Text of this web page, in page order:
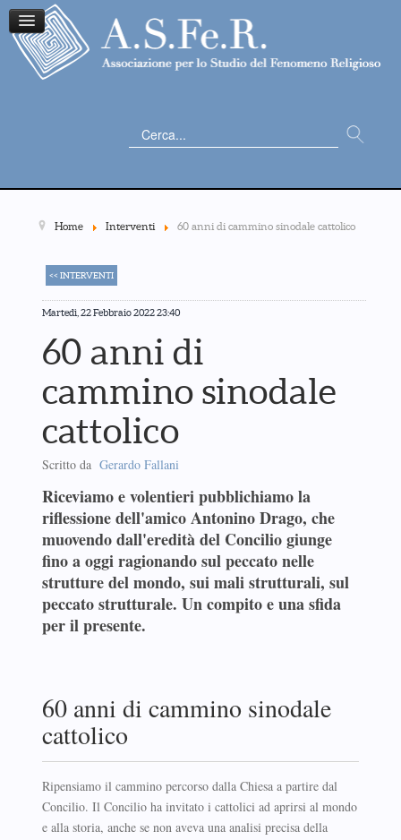
Cerca...
Home Interventi 60 anni di cammino sinodale cattolico
<< INTERVENTI
Martedì, 22 Febbraio 2022 23:40
60 anni di
cammino sinodale
cattolico
Scritto da Gerardo Fallani
Riceviamo e volentieri pubblichiamo la
riflessione dell'amico Antonino Drago, che
muovendo dall'eredità del Concilio giunge
fino a oggi ragionando sul peccato nelle
strutture del mondo, sui mali strutturali, sul
peccato strutturale. Un compito e una sfida
per il presente.
60 anni di cammino sinodale
cattolico
Ripensiamo il cammino percorso dalla Chiesa a partire dal
Concilio. Il Concilio ha invitato i cattolici ad aprirsi al mondo
e alla storia, anche se non aveva una analisi precisa della